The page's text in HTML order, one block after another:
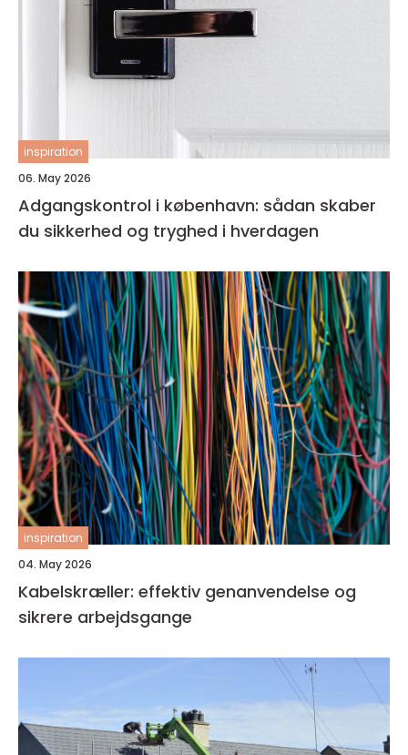
inspiration
06. May 2026
Adgangskontrol i københavn: sådan skaber
du sikkerhed og tryghed i hverdagen
inspiration
04. May 2026
Kabelskræller: effektiv genanvendelse og
sikrere arbejdsgange